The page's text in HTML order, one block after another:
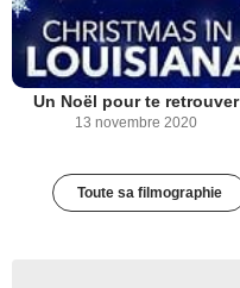
Un Noël pour te retrouver
13 novembre 2020
Toute sa filmographie